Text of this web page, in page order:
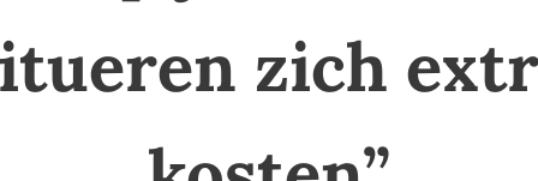
zich